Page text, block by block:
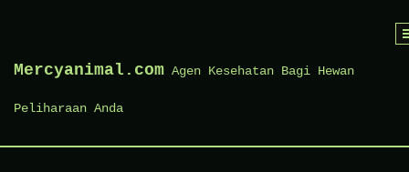
Mercyanimal.com Agen Kesehatan Bagi Hewan
Peliharaan Anda